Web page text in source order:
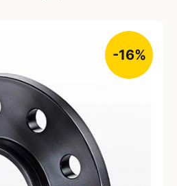
-16%